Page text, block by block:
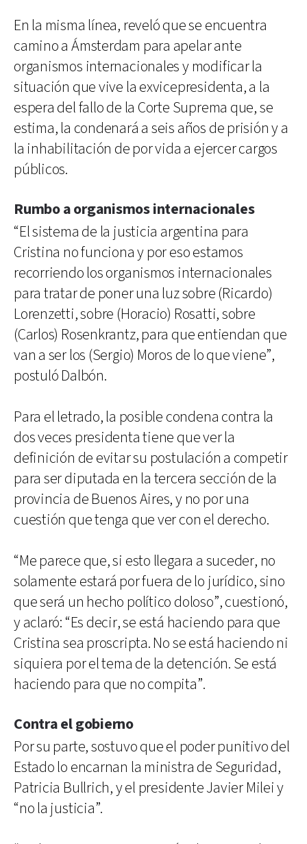
En la misma línea, reveló que se encuentra
camino a Ámsterdam para apelar ante
organismos internacionales y modificar la
situación que vive la exvicepresidenta, a la
espera del fallo de la Corte Suprema que, se
estima, la condenará a seis años de prisión y a
la inhabilitación de por vida a ejercer cargos
públicos.
Rumbo a organismos internacionales
“El sistema de la justicia argentina para
Cristina no funciona y por eso estamos
recorriendo los organismos internacionales
para tratar de poner una luz sobre (Ricardo)
Lorenzetti, sobre (Horacio) Rosatti, sobre
(Carlos) Rosenkrantz, para que entiendan que
van a ser los (Sergio) Moros de lo que viene”,
postuló Dalbón.
Para el letrado, la posible condena contra la
dos veces presidenta tiene que ver la
definición de evitar su postulación a competir
para ser diputada en la tercera sección de la
provincia de Buenos Aires, y no por una
cuestión que tenga que ver con el derecho.
“Me parece que, si esto llegara a suceder, no
solamente estará por fuera de lo jurídico, sino
que será un hecho político doloso”, cuestionó,
y aclaró: “Es decir, se está haciendo para que
Cristina sea proscripta. No se está haciendo ni
siquiera por el tema de la detención. Se está
haciendo para que no compita”.
Contra el gobierno
Por su parte, sostuvo que el poder punitivo del
Estado lo encarnan la ministra de Seguridad,
Patricia Bullrich, y el presidente Javier Milei y
“no la justicia”.